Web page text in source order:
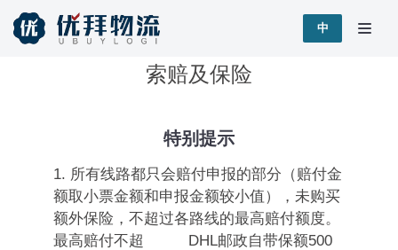
跳
至
中
索赔及保险
特别提示
1. 所有线路都只会赔付申报的部分（赔付金
额取小票金额和申报金额较小值），未购买
额外保险，不超过各路线的最高赔付额度。
最高赔付不超 DHL邮政自带保额500